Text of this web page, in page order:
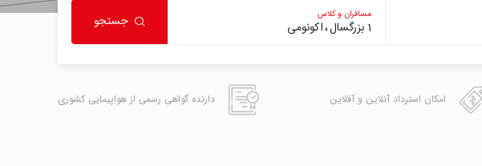
مسافران و کلاس
1 بزرگسال اکونومی جستجو
امکان استرداد آنلاین و آفلاین دارنده گواهی رسمی از هواپیمایی کشوری